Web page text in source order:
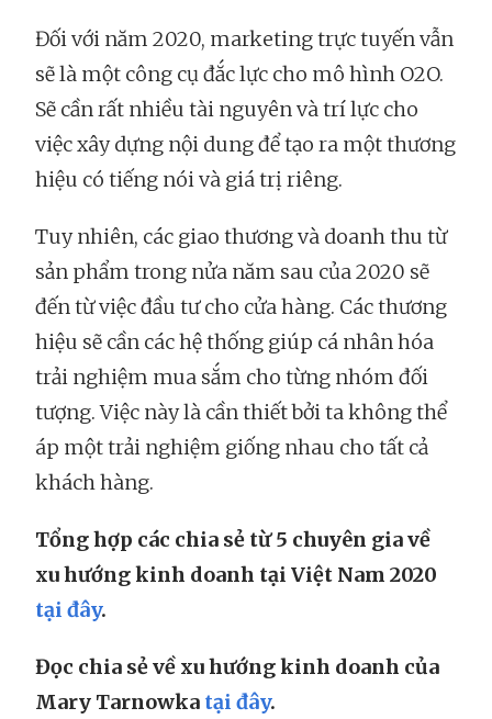
Đối với năm 2020, marketing trực tuyến vẫn
sẽ là một công cụ đắc lực cho mô hình O2O.
Sẽ cần rất nhiều tài nguyên và trí lực cho
việc xây dựng nội dung để tạo ra một thương
hiệu có tiếng nói và giá trị riêng.
Tuy nhiên, các giao thương và doanh thu từ
sản phẩm trong nửa năm sau của 2020 sẽ
đến từ việc đầu tư cho cửa hàng. Các thương
hiệu sẽ cần các hệ thống giúp cá nhân hóa
trải nghiệm mua sắm cho từng nhóm đối
tượng. Việc này là cần thiết bởi ta không thể
áp một trải nghiệm giống nhau cho tất cả
khách hàng.
Tổng hợp các chia sẻ từ 5 chuyên gia về
xu hướng kinh doanh tại Việt Nam 2020
tại đây.
Đọc chia sẻ về xu hướng kinh doanh của
Mary Tarnowka tại đây.